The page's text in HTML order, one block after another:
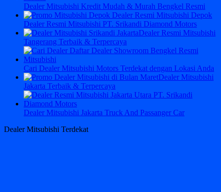
Dealer Mitsubishi Kredit Mudah & Murah Bengkel Resmi
Dealer Resmi Mitsubishi PT. Srikandi Diamond Motors
Dealer Resmi Mitsubishi
Tangerang Terbaik & Terpercaya
Cari Dealer Mitsubishi Motors Terdekat dengan Lokasi Anda
Dealer Mitsubishi
Jakarta Terbaik & Terpercaya
Dealer Mitsubishi Jakarta Truck And Passanger Car
Dealer Mitsubishi Terdekat